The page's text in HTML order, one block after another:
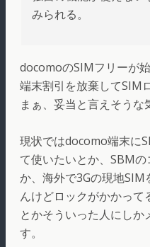
みられる。
docomoのSIMフリーが始
端末割引を放棄してSIM
まぁ、妥当と言えそうな
現状ではdocomo端末に
て使いたいとか、SBM
か、海外で3Gの現地
んけどロックがかかって
とかそういった人にしか
す。